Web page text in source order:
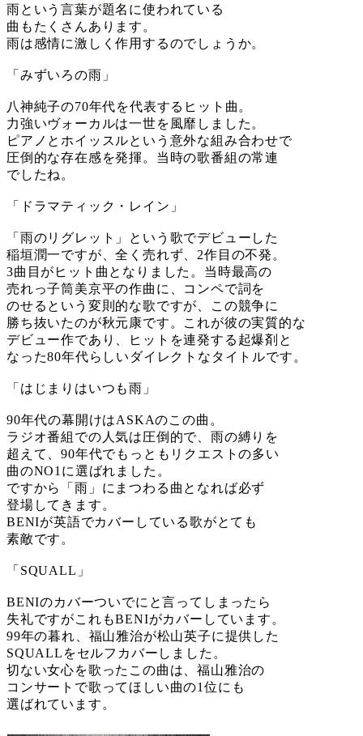
雨という言葉が題名に使われている
曲もたくさんあります。
雨は感情に激しく作用するのでしょうか。
「みずいろの雨」
八神純子の70年代を代表するヒット曲。
力強いヴォーカルは一世を風靡しました。
ピアノとホイッスルという意外な組み合わせで
圧倒的な存在感を発揮。当時の歌番組の常連
でしたね。
「ドラマティック・レイン」
「雨のリグレット」という歌でデビューした
稲垣潤一ですが、全く売れず、2作目の不発。
3曲目がヒット曲となりました。当時最高の
売れっ子筒美京平の作曲に、コンペで詞を
のせるという変則的な歌ですが、この競争に
勝ち抜いたのが秋元康です。これが彼の実質的な
デビュー作であり、ヒットを連発する起爆剤と
なった80年代らしいダイレクトなタイトルです。
「はじまりはいつも雨」
90年代の幕開けはASKAのこの曲。
ラジオ番組での人気は圧倒的で、雨の縛りを
超えて、90年代でもっともリクエストの多い
曲のNO1に選ばれました。
ですから「雨」にまつわる曲となれば必ず
登場してきます。
BENIが英語でカバーしている歌がとても
素敵です。
「SQUALL」
BENIのカバーついでにと言ってしまったら
失礼ですがこれもBENIがカバーしています。
99年の暮れ、福山雅治が松山英子に提供した
SQUALLをセルフカバーしました。
切ない女心を歌ったこの曲は、福山雅治の
コンサートで歌ってほしい曲の1位にも
選ばれています。